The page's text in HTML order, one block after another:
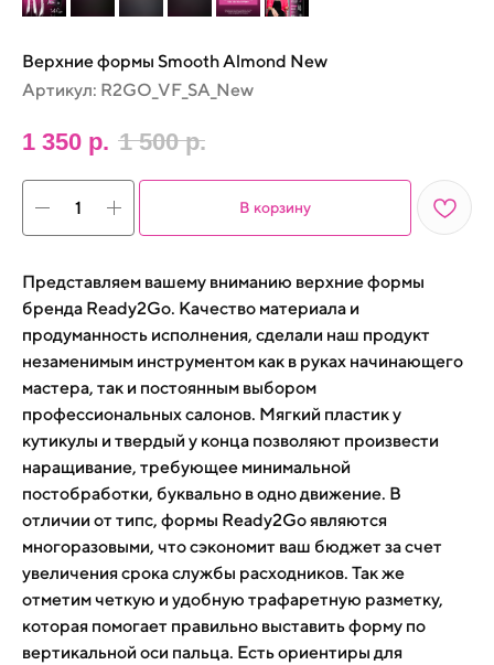
Верхние формы Smooth Almond New
Артикул: R2GO_VF_SA_New
1 350 р. 1 500 р.
В корзину
Представляем вашему вниманию верхние формы
бренда Ready2Go. Качество материала и
продуманность исполнения, сделали наш продукт
незаменимым инструментом как в руках начинающего
мастера, так и постоянным выбором
профессиональных салонов. Мягкий пластик у
кутикулы и твердый у конца позволяют произвести
наращивание, требующее минимальной
постобработки, буквально в одно движение. В
отличии от типс, формы Ready2Go являются
многоразовыми, что сэкономит ваш бюджет за счет
увеличения срока службы расходников. Так же
отметим четкую и удобную трафаретную разметку,
которая помогает правильно выставить форму по
вертикальной оси пальца. Есть ориентиры для